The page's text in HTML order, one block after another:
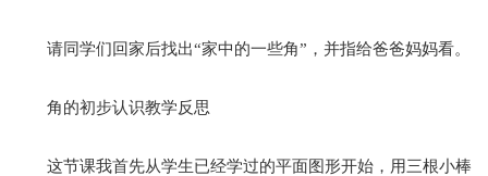
请同学们回家后找出“家中的一些角”，并指给爸爸妈妈看。
角的初步认识教学反思
这节课我首先从学生已经学过的平面图形开始，用三根小棒